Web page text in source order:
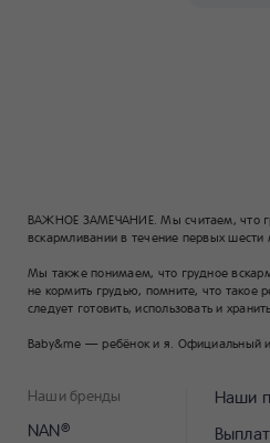
ВАЖНОЕ ЗАМЕЧАНИЕ. Мы считаем, что
вскармливании в течение первых
Мы также понимаем, что грудное
не кормить грудью, помните, что такое
следует готовить, использовать и
Baby&me — ребёнок и я. Официальный
Наши бренды
NAN®
Наши